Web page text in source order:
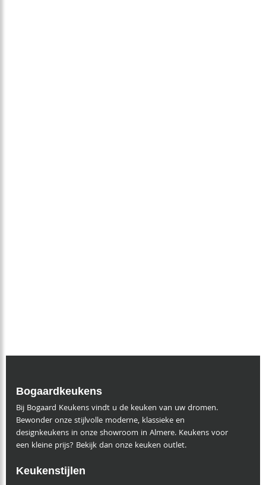
Bogaardkeukens
Bij Bogaard Keukens vindt u de keuken van uw dromen.
Bewonder onze stijlvolle moderne, klassieke en
designkeukens in onze showroom in Almere. Keukens voor
een kleine prijs? Bekijk dan onze keuken outlet.
Keukenstijlen